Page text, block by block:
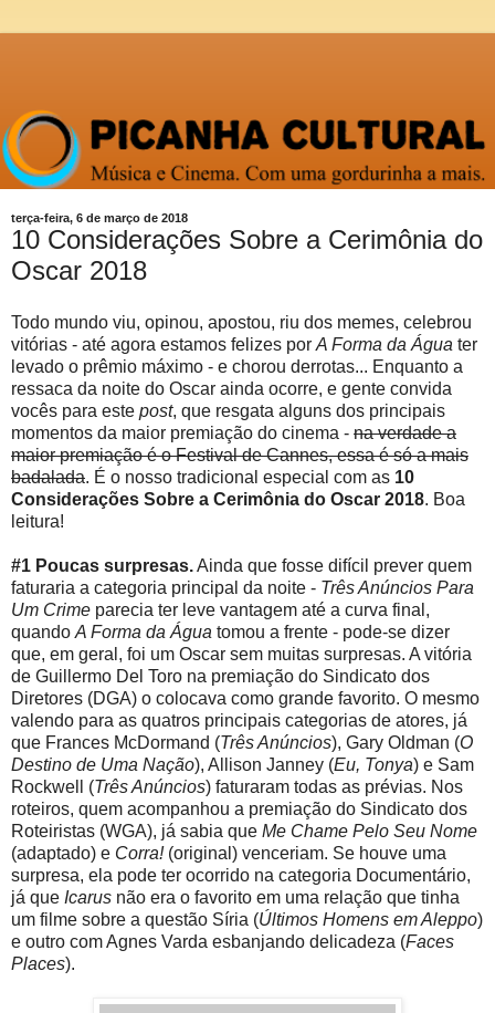
terça-feira, 6 de março de 2018
10 Considerações Sobre a Cerimônia do
Oscar 2018
Todo mundo viu, opinou, apostou, riu dos memes, celebrou
vitórias - até agora estamos felizes por A Forma da Água ter
levado o prêmio máximo - e chorou derrotas... Enquanto a
ressaca da noite do Oscar ainda ocorre, e gente convida
vocês para este post, que resgata alguns dos principais
momentos da maior premiação do cinema - na verdade a
maior premiação é o Festival de Cannes, essa é só a mais
badalada. É o nosso tradicional especial com as 10
Considerações Sobre a Cerimônia do Oscar 2018. Boa
leitura!
#1 Poucas surpresas.Ainda que fosse difícil prever quem
faturaria a categoria principal da noite - Três Anúncios Para
Um Crime parecia ter leve vantagem até a curva final,
quando A Forma da Água tomou a frente - pode-se dizer
que, em geral, foi um Oscar sem muitas surpresas. A vitória
de Guillermo Del Toro na premiação do Sindicato dos
Diretores (DGA) o colocava como grande favorito. O mesmo
valendo para as quatros principais categorias de atores, já
que Frances McDormand (Três Anúncios), Gary Oldman (O
Destino de Uma Nação), Allison Janney (Eu, Tonya) e Sam
Rockwell (Três Anúncios) faturaram todas as prévias. Nos
roteiros, quem acompanhou a premiação do Sindicato dos
Roteiristas (WGA), já sabia que Me Chame Pelo Seu Nome
(adaptado) e Corra!(original) venceriam. Se houve uma
surpresa, ela pode ter ocorrido na categoria Documentário,
já que Icarus não era o favorito em uma relação que tinha
um filme sobre a questão Síria (Últimos Homens em Aleppo)
e outro com Agnes Varda esbanjando delicadeza (Faces
Places).